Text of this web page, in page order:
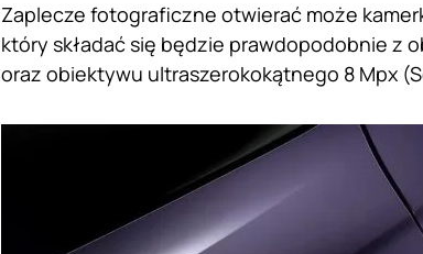
Zaplecze fotograficzne otwierać może
który składać się będzie prawdopodobnie z
oraz obiektywu ultraszerokokątnego 8 Mpx